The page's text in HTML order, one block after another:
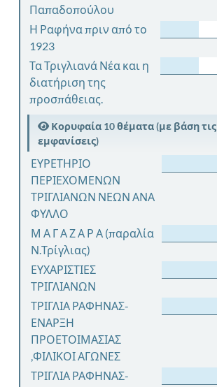
Παπαδοπούλου
Η Ραφήνα πριν από το
1923
Τα Τριγλιανά Νέα και η
διατήριση της
προσπάθειας.
Κορυφαία 10 θέματα (με βάση τις
εμφανίσεις)
ΕΥΡΕΤΗΡΙΟ
ΠΕΡΙΕΧΟΜΕΝΩΝ
ΤΡΙΓΛΙΑΝΩΝ ΝΕΩΝ ΑΝΑ
ΦΥΛΛΟ
Μ Α Γ Α Ζ Α Ρ Α (παραλία
Ν.Τρίγλιας)
ΕΥΧΑΡΙΣΤΙΕΣ
ΤΡΙΓΛΙΑΝΩΝ
ΤΡΙΓΛΙΑ ΡΑΦΗΝΑΣ-
ΕΝΑΡΞΗ
ΠΡΟΕΤΟΙΜΑΣΙΑΣ
,ΦΙΛΙΚΟΙ ΑΓΩΝΕΣ
ΤΡΙΓΛΙΑ ΡΑΦΗΝΑΣ-